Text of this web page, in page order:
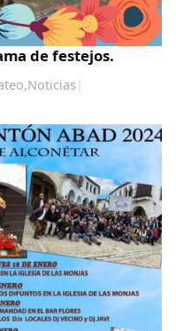
de festejos.
,Noticias |